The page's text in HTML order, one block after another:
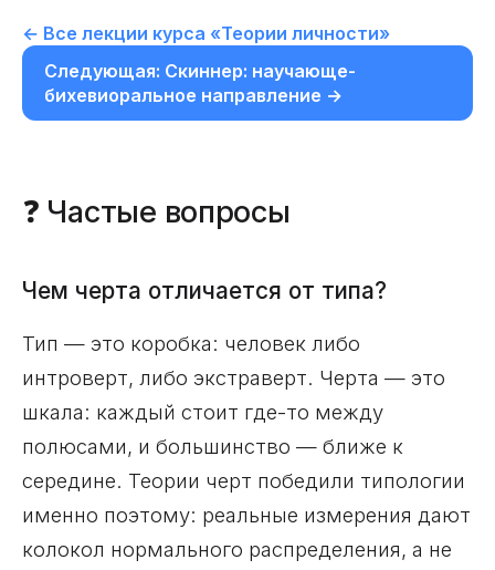
← Все лекции курса «Теории личности»
Следующая: Скиннер: научающе-
бихевиоральное направление →
❓ Частые вопросы
Чем черта отличается от типа?
Тип — это коробка: человек либо
интроверт, либо экстраверт. Черта — это
шкала: каждый стоит где-то между
полюсами, и большинство — ближе к
середине. Теории черт победили типологии
именно поэтому: реальные измерения дают
колокол нормального распределения, а не